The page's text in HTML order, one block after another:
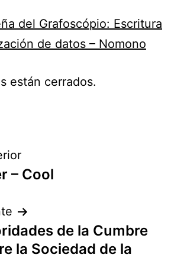
del Grafoscópio: Escritura
de datos – Nomono
están cerrados.
– Cool
de la Cumbre
la Sociedad de la